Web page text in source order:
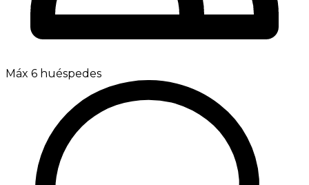
Máx 6 huéspedes